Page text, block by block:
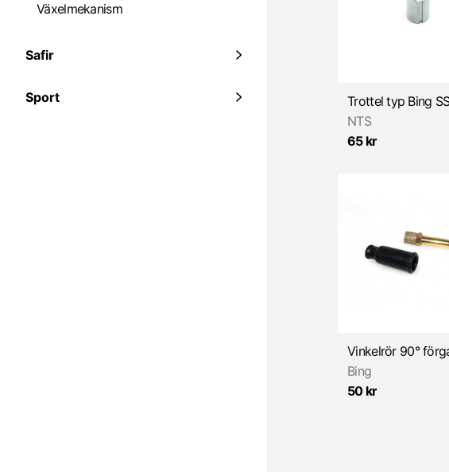
Växelmekanism
Safir
Sport
NTS
65 kr
Bing
50 kr